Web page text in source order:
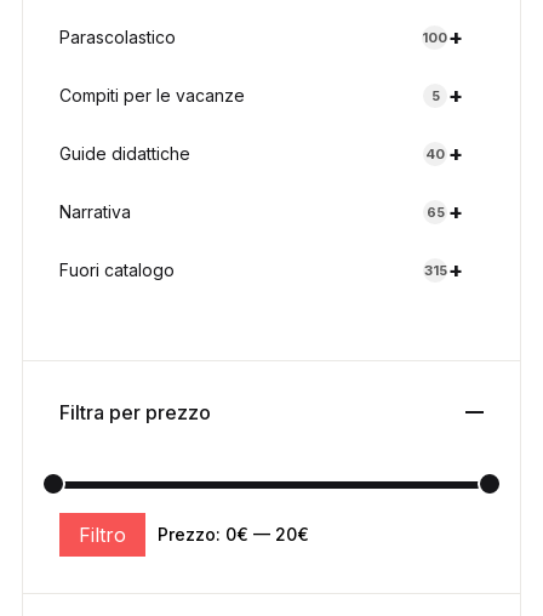
+
Parascolastico 100
+
Compiti per le vacanze 5
+
Guide didattiche 40
+
Narrativa 65
+
Fuori catalogo 315
Filtra per prezzo
Filtro Prezzo: 0€ — 20€